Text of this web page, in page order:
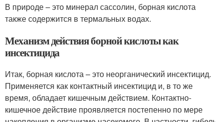
В природе – это минерал сассолин, борная кислота
также содержится в термальных водах.
Механизм действия борной кислоты как
инсектицида
Итак, борная кислота – это неорганический инсектицид.
Применяется как контактный инсектицид и, в то же
время, обладает кишечным действием. Контактно-
кишечное действие проявляется постепенно по мере